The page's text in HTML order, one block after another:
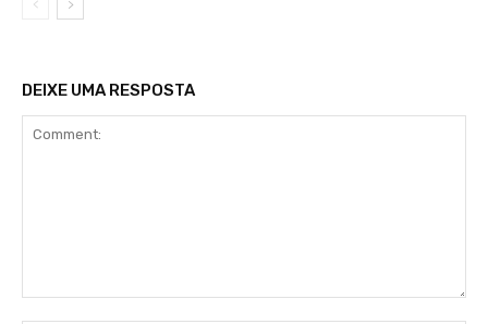
DEIXE UMA RESPOSTA